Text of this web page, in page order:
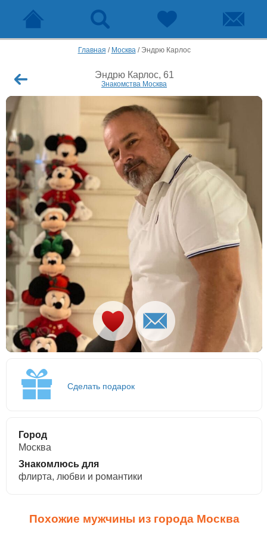
Главная / Москва/ Эндрю Карлос
Эндрю Карлос, 61
Знакомства Москва
Сделать подарок
Город
Москва
Знакомлюсь для
флирта, любви и романтики
Похожие мужчины из города Москва